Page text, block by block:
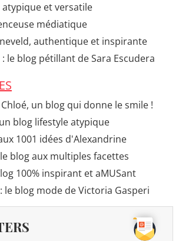
et versatile
médiatique
authentique et inspirante
le blog pétillant de Sara Escudera
un blog qui donne le smile !
blog lifestyle atypique
1001 idées d'Alexandrine
blog aux multiples facettes
100% inspirant et aMUSant
le blog mode de Victoria Gasperi